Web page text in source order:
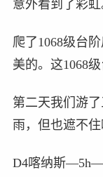
意外看到了彩虹
爬了1068级台
美的。这1068
第二天我们游
雨，但也遮不住
D4喀纳斯